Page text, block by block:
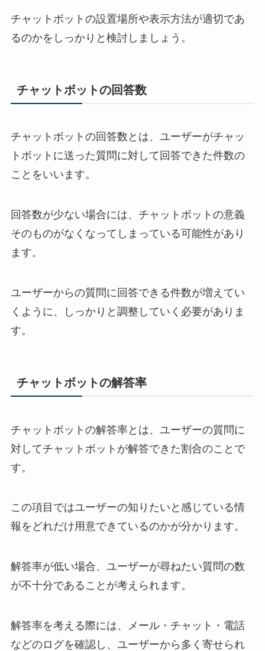
チャットボットの設置場所や表示方法が適切であ
るのかをしっかりと検討しましょう。
チャットボットの回答数
チャットボットの回答数とは、ユーザーがチャッ
トボットに送った質問に対して回答できた件数の
ことをいいます。
回答数が少ない場合には、チャットボットの意義
そのものがなくなってしまっている可能性があり
ます。
ユーザーからの質問に回答できる件数が増えてい
くように、しっかりと調整していく必要がありま
す。
チャットボットの解答率
チャットボットの解答率とは、ユーザーの質問に
対してチャットボットが解答できた割合のことで
す。
この項目ではユーザーの知りたいと感じている情
報をどれだけ用意できているのかが分かります。
解答率が低い場合、ユーザーが尋ねたい質問の数
が不十分であることが考えられます。
解答率を考える際には、メール・チャット・電話
などのログを確認し、ユーザーから多く寄せられ